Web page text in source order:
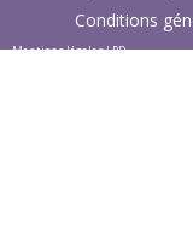
Conditions
Mentions légales LPD